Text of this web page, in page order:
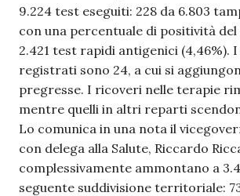
9.224 test eseguiti: 228 da 6.803
con una percentuale di positività del
2.421 test rapidi antigenici (4,46%).
registrati sono 24, a cui si
pregresse. I ricoveri nelle terapie
mentre quelli in altri reparti
Lo comunica in una nota il
con delega alla Salute, Riccardo
complessivamente ammontano a
seguente suddivisione territoriale: